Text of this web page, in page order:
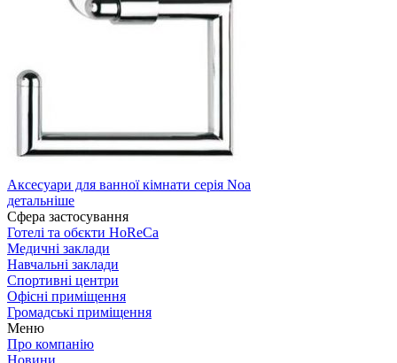
Аксесуари для ванної кімнати серія Noa
детальніше
Сфера застосування
Готелі та обєкти HoReCa
Медичні заклади
Навчальні заклади
Спортивні центри
Офісні приміщення
Громадські приміщення
Меню
Про компанію
Новини